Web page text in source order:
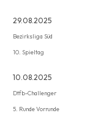
29.08.2025
Bezirksliga Süd
10. Spieltag
10.08.2025
Dtfb-Challenger
5. Runde Vorrunde